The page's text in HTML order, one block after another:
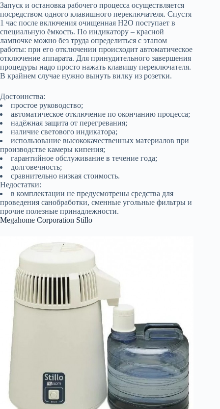
Запуск и остановка рабочего процесса осуществляется
посредством одного клавишного переключателя. Спустя
1 час после включения очищенная H2O поступает в
специальную ёмкость. По индикатору – красной
лампочке можно без труда определиться с этапом
работы: при его отключении происходит автоматическое
отключение аппарата. Для принудительного завершения
процедуры надо просто нажать клавишу переключателя.
В крайнем случае нужно вынуть вилку из розетки.
Достоинства:
простое руководство;
автоматическое отключение по окончанию процесса;
надёжная защита от перегревания;
наличие светового индикатора;
использование высококачественных материалов при
производстве камеры кипения;
гарантийное обслуживание в течение года;
долговечность;
сравнительно низкая стоимость.
Недостатки:
в комплектации не предусмотрены средства для
проведения санобработки, сменные угольные фильтры и
прочие полезные принадлежности.
Megahome Corporation Stillo